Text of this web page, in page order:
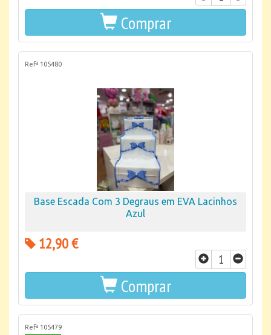
Comprar
Refª 105480
Base Escada Com 3 Degraus em EVA Lacinhos
Azul
12,90 €
Comprar
Refª 105479